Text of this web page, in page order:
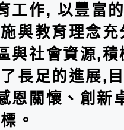
工作, 以豐富
與教育理念
與社會資源,
長足的進展,
恩關懷、創新
。